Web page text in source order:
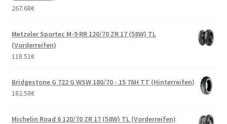
267.68€
Metzeler Sportec M-9 RR 120/70 ZR 17 (58W) TL
(Vorderreifen)
118.51€
Bridgestone G 722 G WSW 180/70 - 15 76H TT (Hinterreifen)
182.58€
Michelin Road 6 120/70 ZR 17 (58W) TL (Vorderreifen)